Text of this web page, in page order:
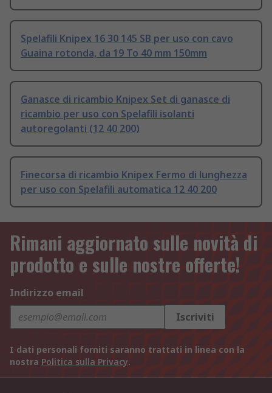
Spelafili Knipex 16 30 145 SB per uso con cavo
Guaina rotonda, da 19 To 40 mm 150mm
Ganasce di ricambio Knipex Set di ganasce di
ricambio per uso con Spelafili isolanti
autoregolanti (12 40 200)
Finecorsa di ricambio Knipex Fermo di lunghezza
per uso con Spelafili automatica 12 40 200
Rimani aggiornato sulle novità di
prodotto e sulle nostre offerte!
Indirizzo email
Iscriviti
I dati personali forniti saranno trattati in linea con la
nostra Politica sulla Privacy.